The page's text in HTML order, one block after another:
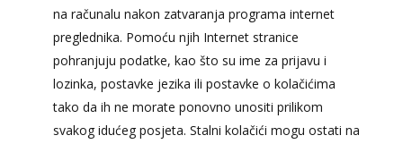
na računalu nakon zatvaranja programa internet
preglednika. Pomoću njih Internet stranice
pohranjuju podatke, kao što su ime za prijavu i
lozinka, postavke jezika ili postavke o kolačićima
tako da ih ne morate ponovno unositi prilikom
svakog idućeg posjeta. Stalni kolačići mogu ostati na